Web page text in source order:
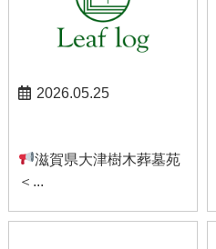
2026.05.25
滋賀県大津樹木葬墓苑
＜...